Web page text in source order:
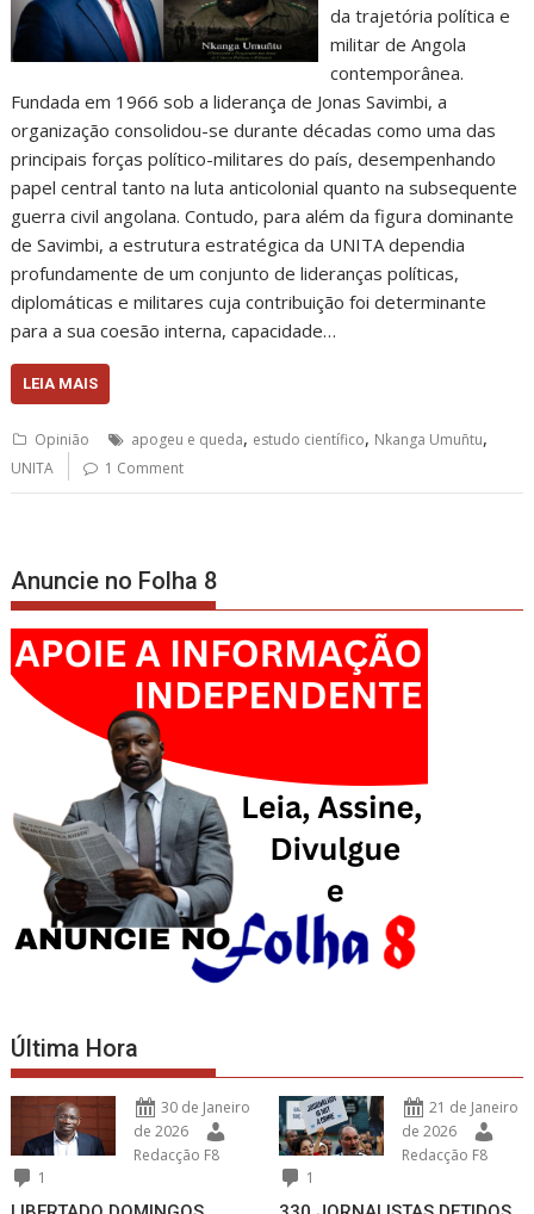
da trajetória política e
militar de Angola
contemporânea.
Fundada em 1966 sob a liderança de Jonas Savimbi, a
organização consolidou-se durante décadas como uma das
principais forças político-militares do país, desempenhando
papel central tanto na luta anticolonial quanto na subsequente
guerra civil angolana. Contudo, para além da figura dominante
de Savimbi, a estrutura estratégica da UNITA dependia
profundamente de um conjunto de lideranças políticas,
diplomáticas e militares cuja contribuição foi determinante
para a sua coesão interna, capacidade…
LEIA MAIS
Opinião apogeu e queda, estudo científico, Nkanga Umuñtu,
UNITA 1 Comment
Anuncie no Folha 8
Última Hora
30 de Janeiro
de 2026
Redacção F8
1
21 de Janeiro
de 2026
Redacção F8
1